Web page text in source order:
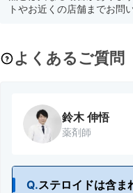
トやお近くの店舗までお問
よくあるご質問
鈴木 伸悟
薬剤師
Q.ステロイドは含ま